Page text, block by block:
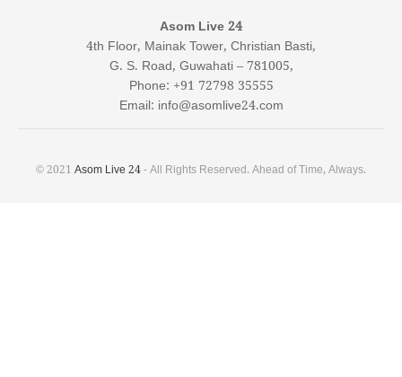
Asom Live 24
4th Floor, Mainak Tower, Christian Basti,
G. S. Road, Guwahati – 781005,
Phone: +91 72798 35555
Email: info@asomlive24.com
© 2021 Asom Live 24- All Rights Reserved. Ahead of Time, Always.